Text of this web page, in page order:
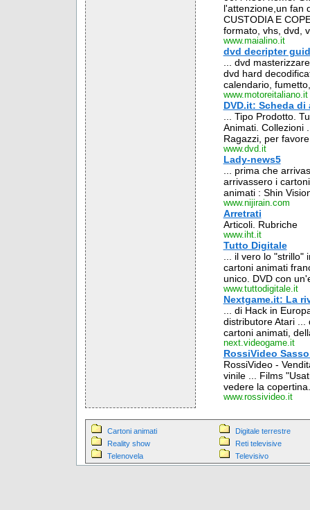
l'attenzione,un fan
CUSTODIA E
formato, vhs, dvd,
www.maialino.it
dvd decripter
... dvd
dvd hard
calendario,
www.motoreitaliano.it
DVD.it: Scheda
... Tipo Prodotto.
Animati. Collezioni
Ragazzi, per
www.dvd.it
Lady-news5
... prima che
arrivassero i
animati : Shin
www.nijirain.com
Arretrati
Articoli. Rubriche
www.iht.it
Tutto Digitale
... il vero lo
cartoni animati
unico. DVD con
www.tuttodigitale.it
Nextgame.it: La
... di Hack in
distributore Atari ...
cartoni animati,
next.videogame.it
RossiVideo
RossiVideo -
vinile ... Films
vedere la
www.rossivideo.it
Cartoni animati
Digitale terrestre
Reality show
Reti televisive
Telenovela
Televisivo